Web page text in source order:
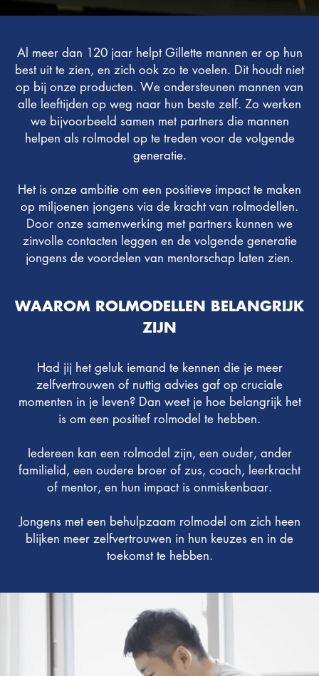
Al meer dan 120 jaar helpt Gillette mannen er op hun
best uit te zien, en zich ook zo te voelen. Dit houdt niet
op bij onze producten. We ondersteunen mannen van
alle leeftijden op weg naar hun beste zelf. Zo werken
we bijvoorbeeld samen met partners die mannen
helpen als rolmodel op te treden voor de volgende
generatie.
Het is onze ambitie om een positieve impact te maken
op miljoenen jongens via de kracht van rolmodellen.
Door onze samenwerking met partners kunnen we
zinvolle contacten leggen en de volgende generatie
jongens de voordelen van mentorschap laten zien.
WAAROM ROLMODELLEN BELANGRIJK
ZIJN
Had jij het geluk iemand te kennen die je meer
zelfvertrouwen of nuttig advies gaf op cruciale
momenten in je leven? Dan weet je hoe belangrijk het
is om een positief rolmodel te hebben.
Iedereen kan een rolmodel zijn, een ouder, ander
familielid, een oudere broer of zus, coach, leerkracht
of mentor, en hun impact is onmiskenbaar.
Jongens met een behulpzaam rolmodel om zich heen
blijken meer zelfvertrouwen in hun keuzes en in de
toekomst te hebben.